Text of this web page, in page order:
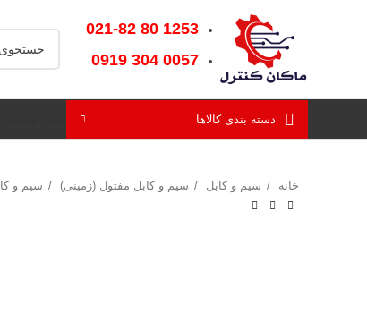
1253‌ 80‌ 021-82
0057‌ 304‌ 0919
دسته بندی کالاها
خانه سیم و کابل سیم و کابل مفتول (زمینی) سیم و